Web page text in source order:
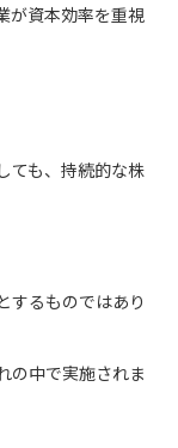
が資本効率を重視
ても、持続的な株
するものではあり
の中で実施されま